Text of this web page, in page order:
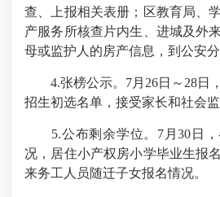
查、上报相关表册；区教育局、
产服务所核查片内生、进城及外
母或监护人的房产信息，到公安分
4.张榜公示。7月26日～28日
招生初选名单，接受家长和社会监
5.公布剩余学位。7月30日，
况，居住小产权房小学毕业生报
来务工人员随迁子女报名情况。